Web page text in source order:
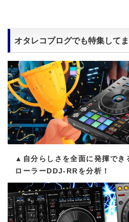
オタレコブログでも特集してま
▲自分らしさを全面に発揮でき
ローラーDDJ-RRを分析！